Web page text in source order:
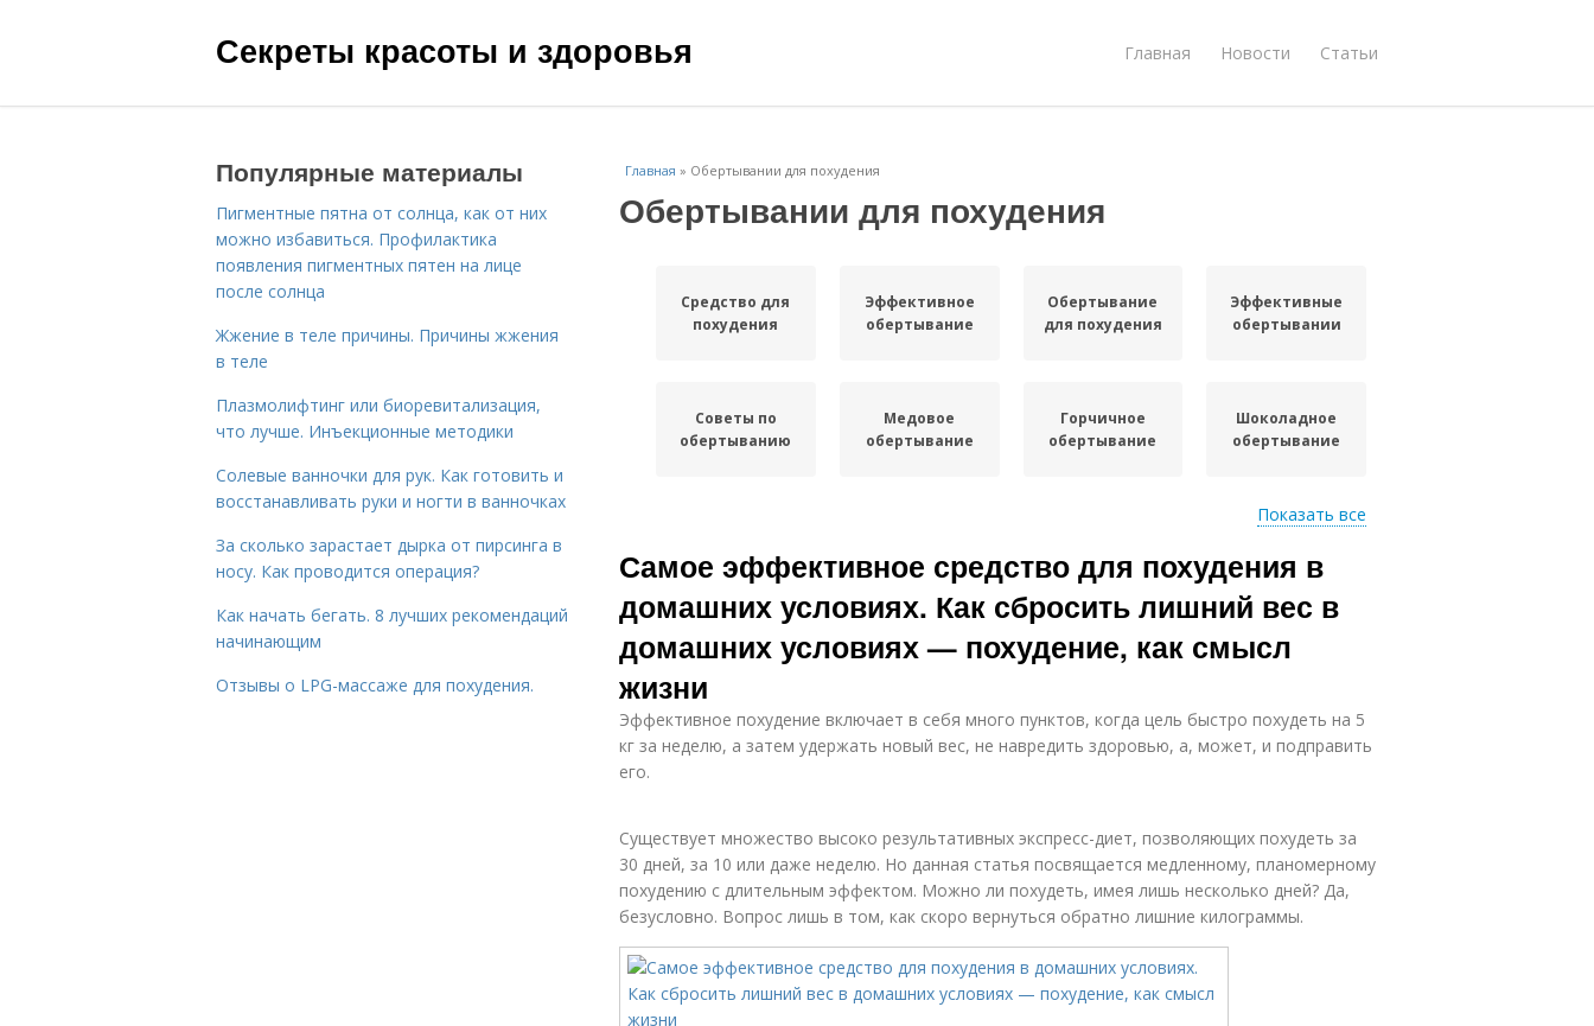
Секреты красоты и здоровья Главная Новости Статьи
Главная » Обертывании для похудения
Обертывании для похудения
Средство для
похудения
Эффективное
обертывание
Обертывание
для похудения
Эффективные
обертывании
Советы по
обертыванию
Медовое
обертывание
Горчичное
обертывание
Шоколадное
обертывание
обертывание
похудения
похудения
похудения
Показать все
Самое эффективное средство для похудения в
домашних условиях. Как сбросить лишний вес в
домашних условиях — похудение, как смысл
жизни
Эффективное похудение включает в себя много пунктов, когда цель быстро похудеть на 5
кг за неделю, а затем удержать новый вес, не навредить здоровью, а, может, и подправить
его.
Существует множество высоко результативных экспресс-диет, позволяющих похудеть за
30 дней, за 10 или даже неделю. Но данная статья посвящается медленному, планомерному
похудению с длительным эффектом. Можно ли похудеть, имея лишь несколько дней? Да,
безусловно. Вопрос лишь в том, как скоро вернуться обратно лишние килограммы.
Популярные материалы
Пигментные пятна от солнца, как от них
можно избавиться. Профилактика
появления пигментных пятен на лице
после солнца
Жжение в теле причины. Причины жжения
в теле
Плазмолифтинг или биоревитализация,
что лучше. Инъекционные методики
Солевые ванночки для рук. Как готовить и
восстанавливать руки и ногти в ванночках
За сколько зарастает дырка от пирсинга в
носу. Как проводится операция?
Как начать бегать. 8 лучших рекомендаций
начинающим
Отзывы о LPG-массаже для похудения.